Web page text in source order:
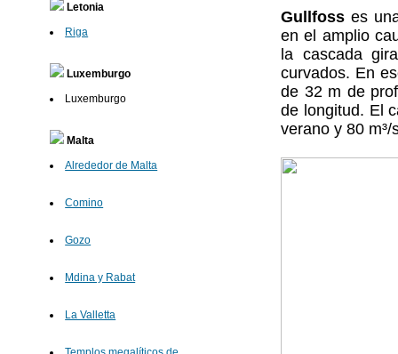
Letonia
Riga
Luxemburgo
Luxemburgo
Malta
Alrededor de Malta
Comino
Gozo
Mdina y Rabat
La Valletta
Gullfoss es
en el amplio
la cascada
curvados. En
de 32 m de
de longitud. El
verano y 80